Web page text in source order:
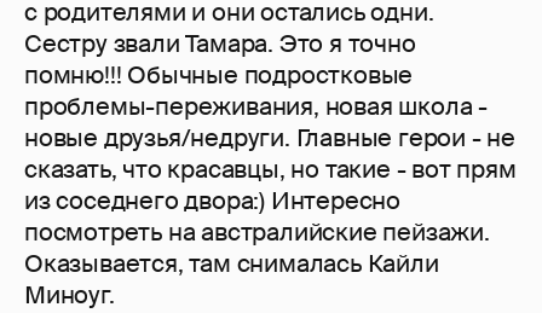
с родителями и они остались одни.
Сестру звали Тамара. Это я точно
помню!!! Обычные подростковые
проблемы-переживания, новая школа -
новые друзья/недруги. Главные герои - не
сказать, что красавцы, но такие - вот прям
из соседнего двора:) Интересно
посмотреть на австралийские пейзажи.
Оказывается, там снималась Кайли
Миноуг.